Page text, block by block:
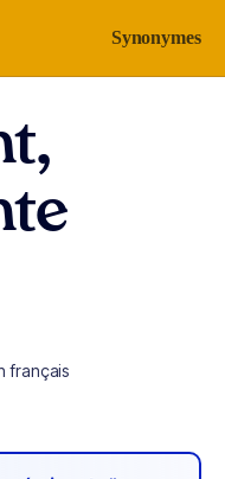
Synonymes
français